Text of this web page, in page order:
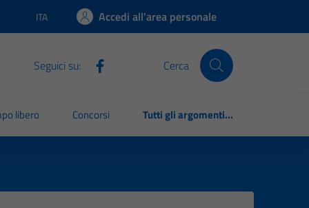
Lingua attiva:
ITA Accedi all'area personale
Seguici su: Cerca
libero Concorsi Tutti gli argomenti...